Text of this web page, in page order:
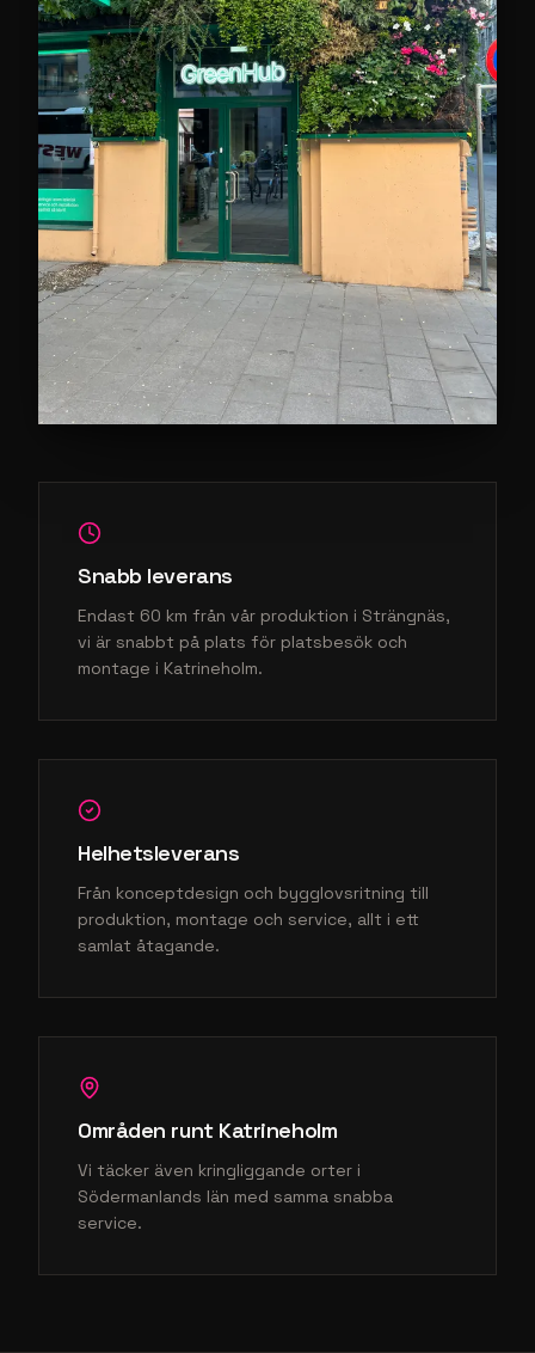
Snabb leverans
Endast 60 km från vår produktion i Strängnäs,
vi är snabbt på plats för platsbesök och
montage i Katrineholm.
Helhetsleverans
Från konceptdesign och bygglovsritning till
produktion, montage och service, allt i ett
samlat åtagande.
Områden runt Katrineholm
Vi täcker även kringliggande orter i
Södermanlands län med samma snabba
service.